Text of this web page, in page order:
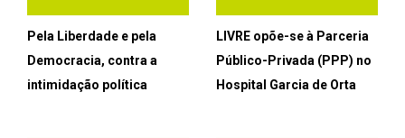
Pela Liberdade e pela
Democracia, contra a
intimidação política
LIVRE opõe-se à Parceria
Público-Privada (PPP) no
Hospital Garcia de Orta